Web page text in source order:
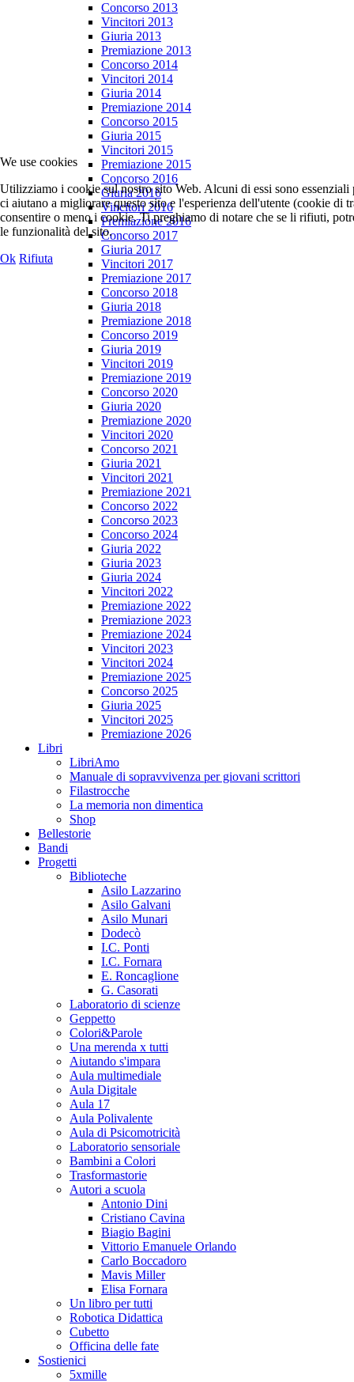
Concorso 2013
Vincitori 2013
Giuria 2013
Premiazione 2013
Concorso 2014
Vincitori 2014
Giuria 2014
Premiazione 2014
Concorso 2015
Giuria 2015
Vincitori 2015
Premiazione 2015
Concorso 2016
Giuria 2016
Vincitori 2016
Premiazione 2016
Concorso 2017
Giuria 2017
Vincitori 2017
Premiazione 2017
Concorso 2018
Giuria 2018
Premiazione 2018
Concorso 2019
Giuria 2019
Vincitori 2019
Premiazione 2019
Concorso 2020
Giuria 2020
Premiazione 2020
Vincitori 2020
Concorso 2021
Giuria 2021
Vincitori 2021
Premiazione 2021
Concorso 2022
Concorso 2023
Concorso 2024
Giuria 2022
Giuria 2023
Giuria 2024
Vincitori 2022
Premiazione 2022
Premiazione 2023
Premiazione 2024
Vincitori 2023
Vincitori 2024
Premiazione 2025
Concorso 2025
Giuria 2025
Vincitori 2025
Premiazione 2026
Libri
LibriAmo
Manuale di sopravvivenza per giovani scrittori
Filastrocche
La memoria non dimentica
Shop
Bellestorie
Bandi
Progetti
Biblioteche
Asilo Lazzarino
Asilo Galvani
Asilo Munari
Dodecò
I.C. Ponti
I.C. Fornara
E. Roncaglione
G. Casorati
Laboratorio di scienze
Geppetto
Colori&Parole
Una merenda x tutti
Aiutando s'impara
Aula multimediale
Aula Digitale
Aula 17
Aula Polivalente
Aula di Psicomotricità
Laboratorio sensoriale
Bambini a Colori
Trasformastorie
Autori a scuola
Antonio Dini
Cristiano Cavina
Biagio Bagini
Vittorio Emanuele Orlando
Carlo Boccadoro
Mavis Miller
Elisa Fornara
Un libro per tutti
Robotica Didattica
Cubetto
Officina delle fate
Sostienici
5xmille
We use cookies
Utilizziamo i cookie sul nostro sito Web. Alcuni di essi sono
ci aiutano a migliorare questo sito e l'esperienza dell'utente (cookie di
consentire o meno i cookie. Ti preghiamo di notare che se li rifiuti,
le funzionalità del sito.
Ok Rifiuta